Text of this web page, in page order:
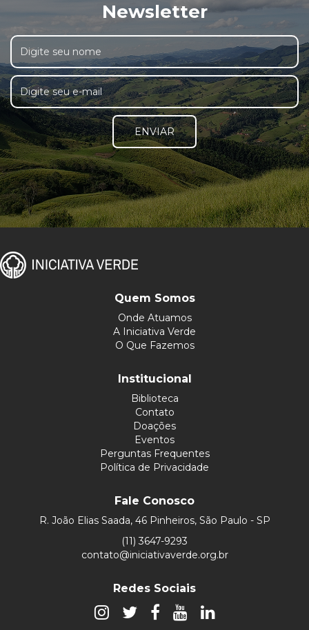
Newsletter
ENVIAR
Quem Somos
Onde Atuamos
A Iniciativa Verde
O Que Fazemos
Institucional
Biblioteca
Contato
Doações
Eventos
Perguntas Frequentes
Política de Privacidade
Fale Conosco
R. João Elias Saada, 46 Pinheiros, São Paulo - SP
(11) 3647-9293
contato@iniciativaverde.org.br
Redes Sociais